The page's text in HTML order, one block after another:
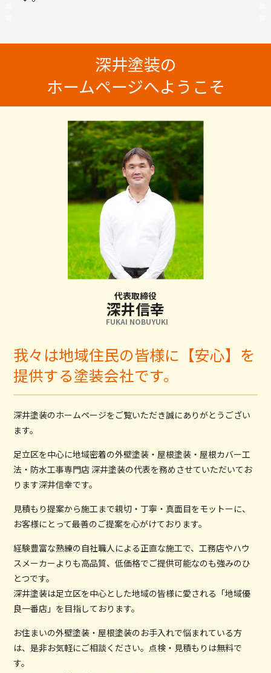
深井塗装の
ホームページへようこそ
代表取締役
深井信幸
FUKAI NOBUYUKI
我々は地域住民の皆様に【安心】を
提供する塗装会社です。
深井塗装のホームページをご覧いただき誠にありがとうござい
ます。
足立区を中心に地域密着の外壁塗装・屋根塗装・屋根カバー工
法・防水工事専門店 深井塗装の代表を務めさせていただいてお
ります深井信幸です。
見積もり提案から施工まで親切・丁寧・真面目をモットーに、
お客様にとって最善のご提案を心がけております。
経験豊富な熟練の自社職人による正直な施工で、工務店やハウ
スメーカーよりも高品質、低価格でご提供可能なのも強みのひ
とつです。
深井塗装は足立区を中心とした地域の皆様に愛される「地域優
良一番店」を目指しております。
お住まいの外壁塗装・屋根塗装のお手入れで悩まれている方
は、是非お気軽にご相談ください。点検・見積もりは無料で
す。